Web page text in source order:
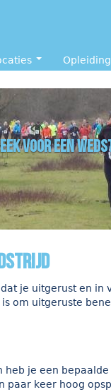
Opleiding
voor een
je uitgerust en in
om uitgeruste
je een
paar keer hoog